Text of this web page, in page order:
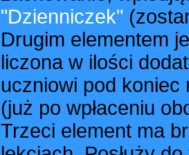
"Dzienniczek"
Drugim elementem
liczona w ilości
uczniowi pod
(już po wpłaceniu
Trzeci element ma